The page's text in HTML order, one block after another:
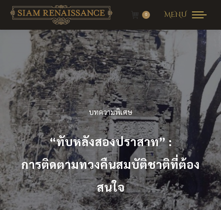
MENU
0
บทความพิเศษ
“ทับหลังสองปราสาท”:
การติดตามทวงคืนสมบัติชาติที่ต้อง
สนใจ